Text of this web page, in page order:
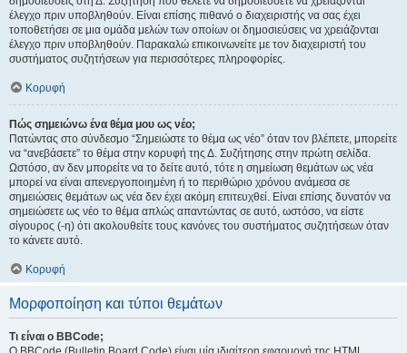
έλεγχο πριν υποβληθούν. Είναι επίσης πιθανό ο διαχειριστής να σας έχει
τοποθετήσει σε μια ομάδα μελών των οποίων οι δημοσιεύσεις να χρειάζονται
έλεγχο πριν υποβληθούν. Παρακαλώ επικοινωνείτε με τον διαχειριστή του
συστήματος συζητήσεων για περισσότερες πληροφορίες.
Κορυφή
Πώς σημειώνω ένα θέμα μου ως νέο;
Πατώντας στο σύνδεσμο “Σημειώστε το θέμα ως νέο” όταν τον βλέπετε, μπορείτε
να “ανεβάσετε” το θέμα στην κορυφή της Δ. Συζήτησης στην πρώτη σελίδα.
Ωστόσο, αν δεν μπορείτε να το δείτε αυτό, τότε η σημείωση θεμάτων ως νέα
μπορεί να είναι απενεργοποιημένη ή το περιθώριο χρόνου ανάμεσα σε
σημειώσεις θεμάτων ως νέα δεν έχει ακόμη επιτευχθεί. Είναι επίσης δυνατόν να
σημειώσετε ως νέο το θέμα απλώς απαντώντας σε αυτό, ωστόσο, να είστε
σίγουρος (-η) ότι ακολουθείτε τους κανόνες του συστήματος συζητήσεων όταν
το κάνετε αυτό.
Κορυφή
Μορφοποίηση και τύποι θεμάτων
Τι είναι ο BBCode;